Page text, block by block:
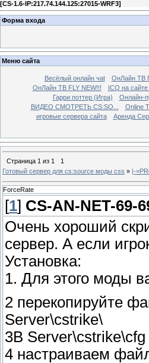
[CS-1.6-IP:217.74.144.125:27015-WRF3]
Форма входа
Меню сайта
Весёлый онлайн чаt ОнЛайн ТВ
ОнЛайн ТВ FLY NEW!!!
ICQ на
Гарри поттер (Игра)
Онлайн-
ВИДЕО СМОТРЕТЬ CS:SO...
Online
игровые сервера сайта
Аренда
Страница 1 из 1
1
Готовый сервер для cs:source моды css » |-
ForceRate
[1] CS-AN-NET-69-
Очень хороший
сервер. А если
Установка:
1. Для этого моды
2 перекопируйте
Server\cstrike\
3В
4 настраиваем